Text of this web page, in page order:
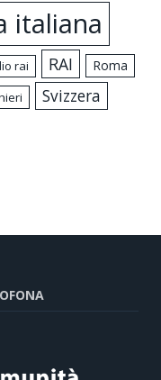
italiana
rai RAI
Roma
Svizzera